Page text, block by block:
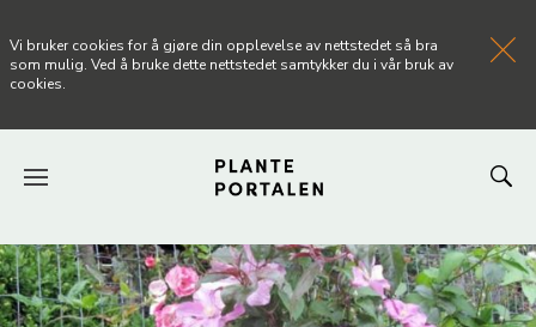
FORSIDEN
NYHETER
Vi bruker cookies for å gjøre din opplevelse av nettstedet så bra
som mulig. Ved å bruke dette nettstedet samtykker du i vår bruk av
cookies.